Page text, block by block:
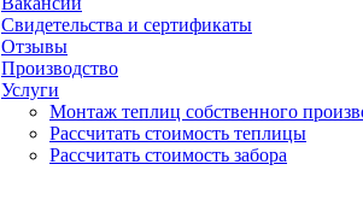
Свидетельства и сертификаты
Отзывы
Производство
Услуги
Монтаж теплиц собственного
Рассчитать стоимость теплицы
Рассчитать стоимость забора